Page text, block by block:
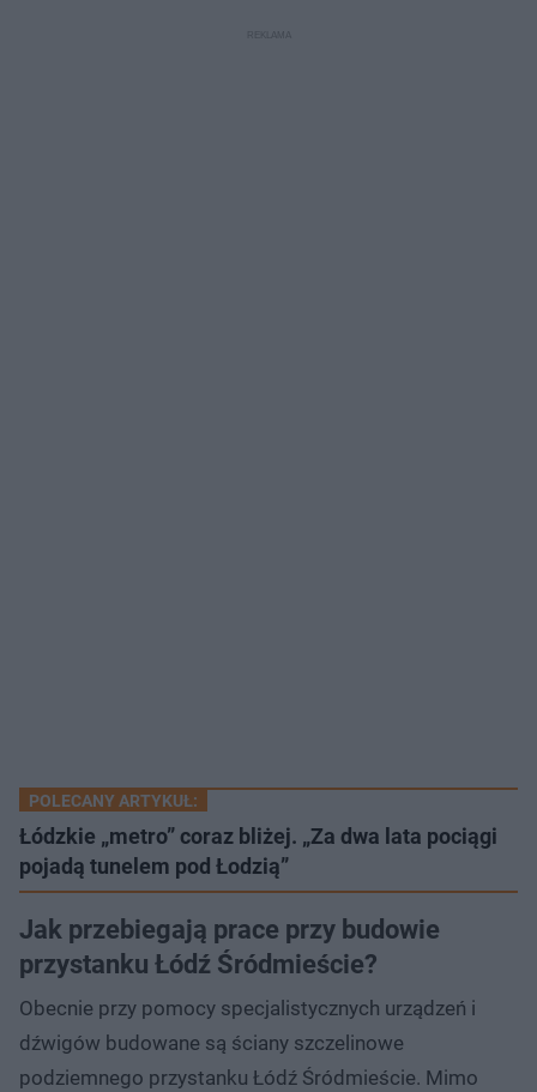
POLECANY ARTYKUŁ:
Łódzkie „metro” coraz bliżej. „Za dwa lata pociągi
pojadą tunelem pod Łodzią”
Jak przebiegają prace przy budowie
przystanku Łódź Śródmieście?
Obecnie przy pomocy specjalistycznych urządzeń i
dźwigów budowane są ściany szczelinowe
podziemnego przystanku Łódź Śródmieście. Mimo